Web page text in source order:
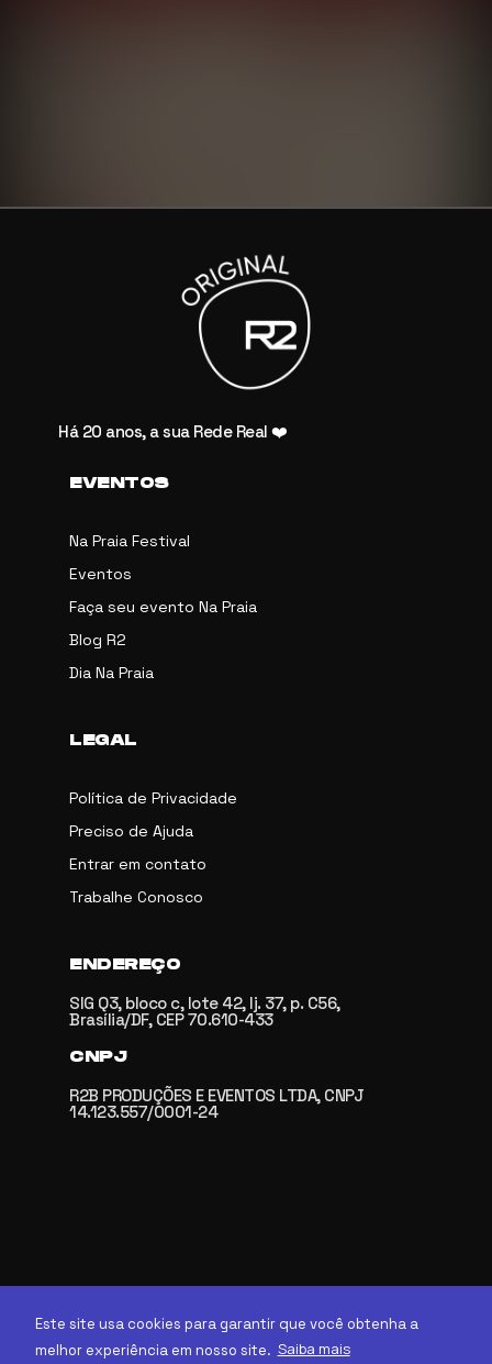
Este site usa cookies para garantir que você obtenha a
melhor experiência em nosso site. Saiba mais
Há 20 anos, a sua Rede Real ❤️
EVENTOS
Na Praia Festival
Eventos
Faça seu evento Na Praia
Blog R2
Dia Na Praia
LEGAL
Política de Privacidade
Preciso de Ajuda
Entrar em contato
Trabalhe Conosco
ENDEREÇO
SIG Q3, bloco c, lote 42, lj. 37, p. C56,
Brasília/DF, CEP 70.610-433
CNPJ
R2B PRODUÇÕES E EVENTOS LTDA, CNPJ
14.123.557/0001-24